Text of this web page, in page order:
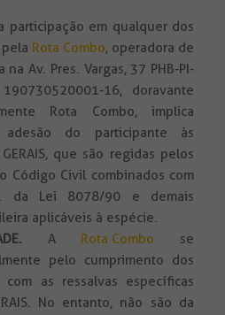
participação em qualquer dos
Rota Combo, operadora de
Av. Pres. Vargas, 37 PHB-PI-
16, doravante
Rota Combo, implica
adesão do participante às
que são regidas pelos
Código Civil combinados com
da Lei 8078/90 e demais
aplicáveis à espécie.
. A Rota Combo se
pelo cumprimento dos
com as ressalvas específicas
No entanto, não são da